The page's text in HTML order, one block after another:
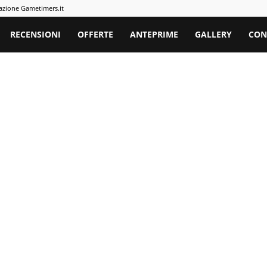
Gametimers.it
RECENSIONI OFFERTE ANTEPRIME GALLERY